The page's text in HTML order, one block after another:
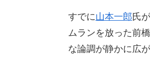
すでに山本一郎氏
ムランを放った前
な論調が静かに広が